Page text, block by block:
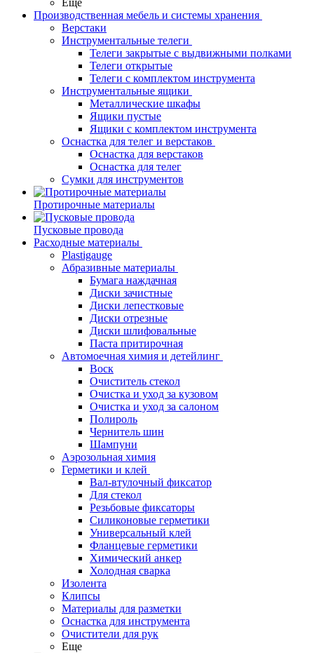
Еще
Производственная мебель и системы хранения
Верстаки
Инструментальные телеги
Телеги закрытые с выдвижными полками
Телеги открытые
Телеги с комплектом инструмента
Инструментальные ящики
Металлические шкафы
Ящики пустые
Ящики с комплектом инструмента
Оснастка для телег и верстаков
Оснастка для верстаков
Оснастка для телег
Сумки для инструментов
Протирочные материалы
Пусковые провода
Расходные материалы
Plastigauge
Абразивные материалы
Бумага наждачная
Диски зачистные
Диски лепестковые
Диски отрезные
Диски шлифовальные
Паста притирочная
Автомоечная химия и детейлинг
Воск
Очиститель стекол
Очистка и уход за кузовом
Очистка и уход за салоном
Полироль
Чернитель шин
Шампуни
Аэрозольная химия
Герметики и клей
Вал-втулочный фиксатор
Для стекол
Резьбовые фиксаторы
Силиконовые герметики
Универсальный клей
Фланцевые герметики
Химический анкер
Холодная сварка
Изолента
Клипсы
Материалы для разметки
Оснастка для инструмента
Очистители для рук
Еще